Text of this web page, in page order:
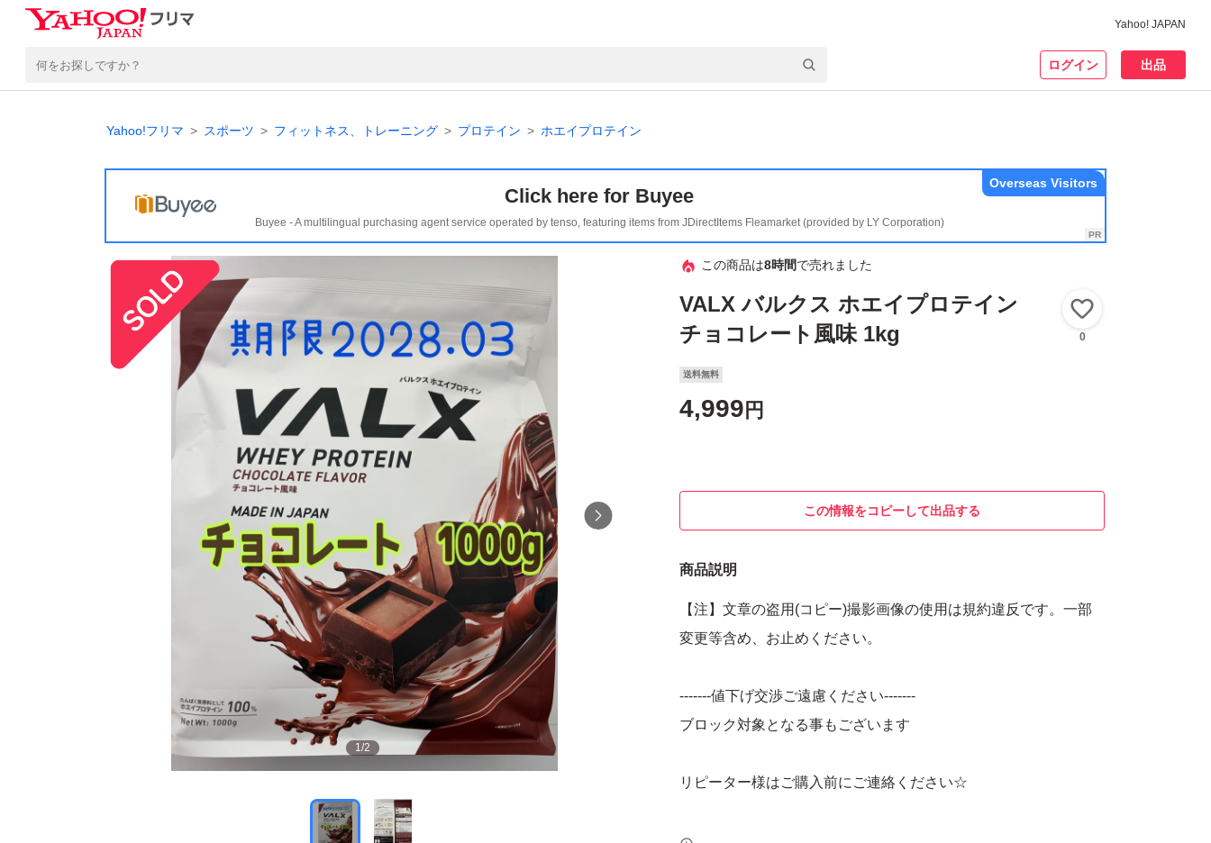
Yahoo! JAPAN
ログイン 出品
Yahoo!フリマ スポーツ フィットネス、トレーニング プロテイン ホエイプロテイン
Click here for Buyee
Buyee - A multilingual purchasing agent service operated by tenso, featuring items from JDirectItems Fleamarket (provided by LY Corporation)
Overseas Visitors
1/2
この商品は8時間で売れました
VALX バルクス ホエイプロテイン
チョコレート風味 1kg
0
送料無料
4,999 円
この情報をコピーして出品する
商品説明
【注】文章の盗用(コピー)撮影画像の使用は規約違反です。一部
変更等含め、お止めください。
-------値下げ交渉ご遠慮ください-------
ブロック対象となる事もございます
リピーター様はご購入前にご連絡ください☆
【新品未開封】